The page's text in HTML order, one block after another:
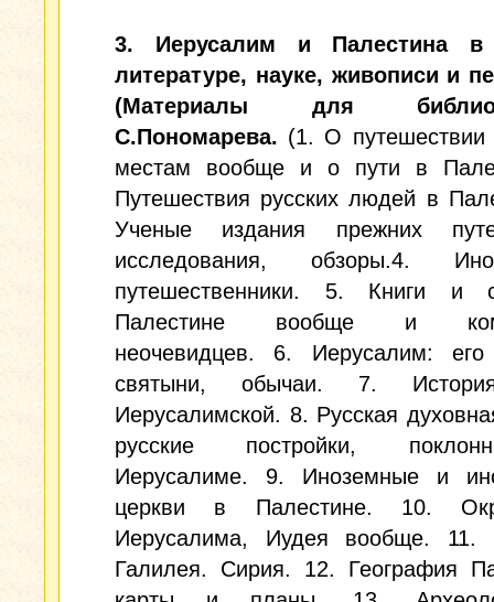
3. Иерусалим и Палестина в
литературе, науке, живописи и
(Материалы для
С.Пономарева. (1. О путешествии
местам вообще и о пути в
Путешествия русских людей в
Ученые издания прежних
исследования, обзоры.4.
путешественники. 5. Книги и
Палестине вообще и
неочевидцев. 6. Иерусалим: его
святыни, обычаи. 7.
Иерусалимской. 8. Русская
русские постройки,
Иерусалиме. 9. Иноземные и
церкви в Палестине. 10.
Иерусалима, Иудея вообще. 11.
Галилея. Сирия. 12. География